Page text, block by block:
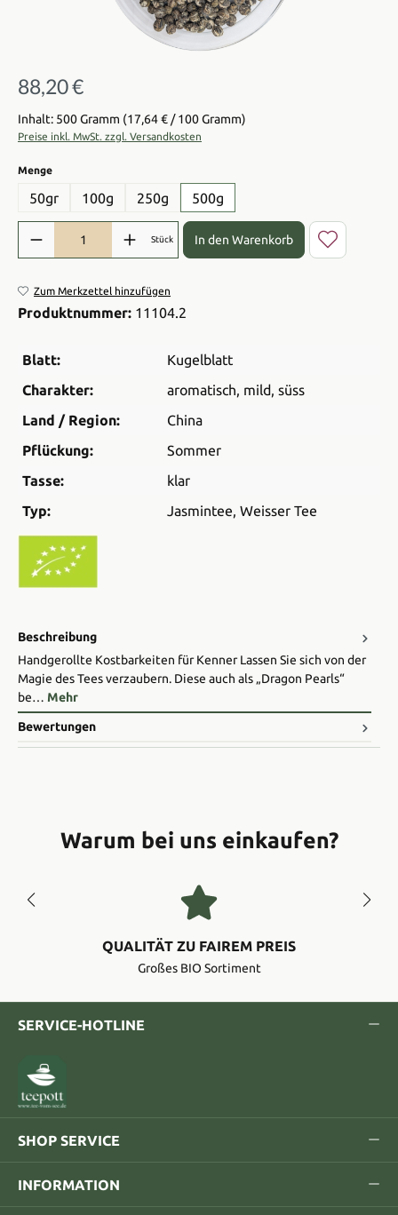
Regulärer Preis:
88,20 €
Inhalt: 500 Gramm (17,64 € / 100 Gramm)
Preise inkl. MwSt. zzgl. Versandkosten
Mengeauswählen
50gr 100g 250g 500g
Produkt Anzahl: Gib den gewünschten Wert ein oder benutze die
Stück In den Warenkorb
Zum Merkzettel hinzufügen
Produktnummer: 11104.2
Blatt:
Kugelblatt
Charakter:
aromatisch, mild, süss
Land / Region:
China
Pflückung:
Sommer
Tasse:
klar
Typ:
Jasmintee, Weisser Tee
Beschreibung
Handgerollte Kostbarkeiten für Kenner Lassen Sie sich von der
Magie des Tees verzaubern. Diese auch als „Dragon Pearls“
be… Mehr
Bewertungen
Warum bei uns einkaufen?
QUALITÄT ZU FAIREM PREIS
Großes BIO Sortiment
SERVICE-HOTLINE
SHOP SERVICE
INFORMATION